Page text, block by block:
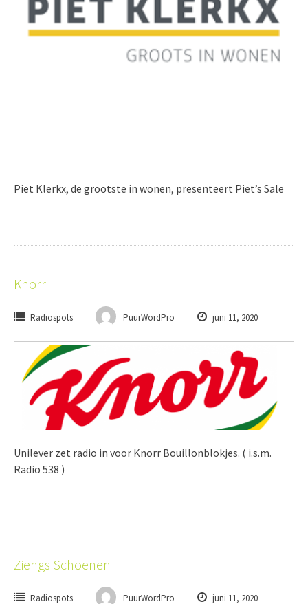
Piet Klerkx, de grootste in wonen, presenteert Piet’s Sale
Knorr
Radiospots PuurWordPro juni 11, 2020
Unilever zet radio in voor Knorr Bouillonblokjes. ( i.s.m.
Radio 538 )
Ziengs Schoenen
Radiospots PuurWordPro juni 11, 2020